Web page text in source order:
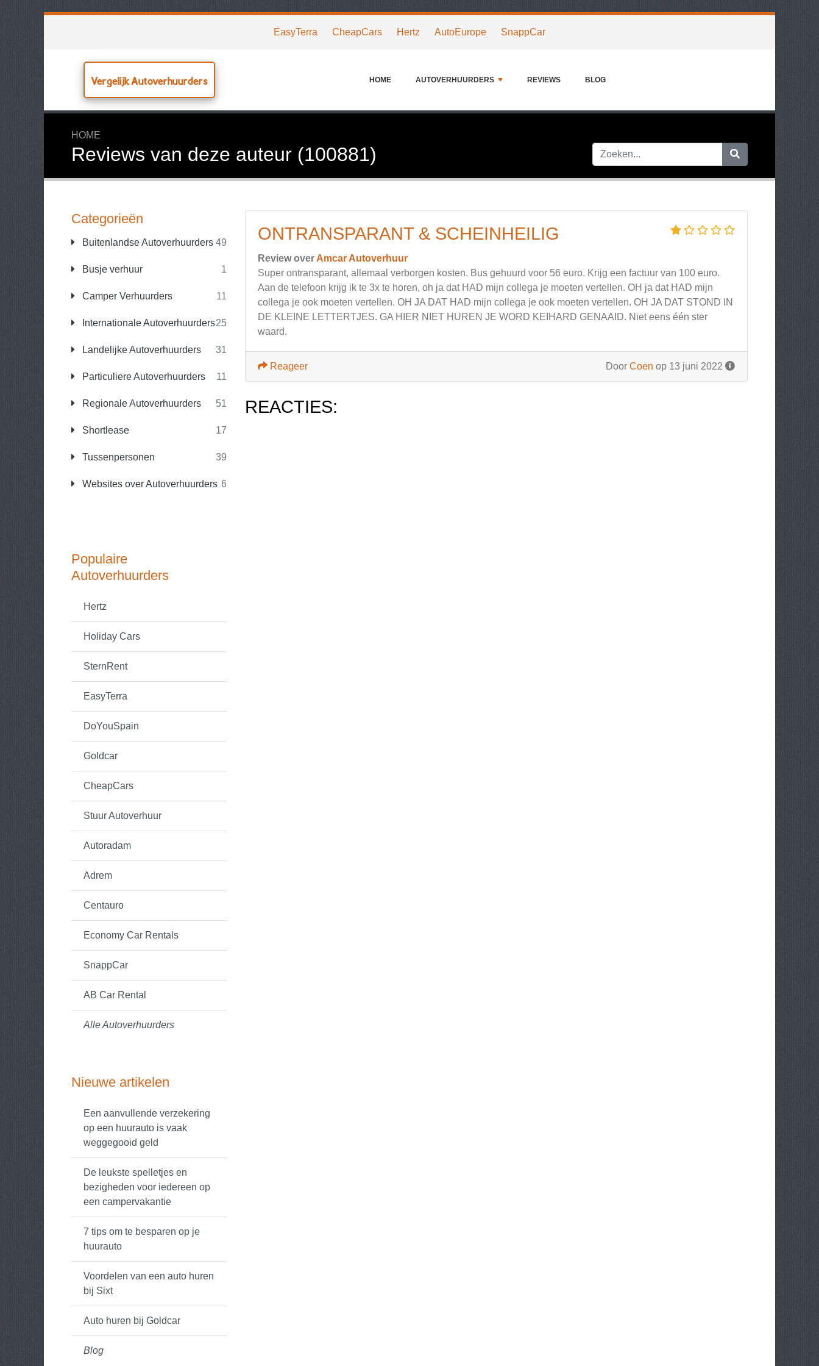
EasyTerra CheapCars Hertz AutoEurope SnappCar
Vergelijk Autoverhuurders HOME AUTOVERHUURDERS REVIEWS BLOG
HOME
Reviews van deze auteur (100881)
Categorieën
Buitenlandse Autoverhuurders 49
Busje verhuur 1
Camper Verhuurders 11
Internationale Autoverhuurders25
Landelijke Autoverhuurders 31
Particuliere Autoverhuurders 11
Regionale Autoverhuurders 51
Shortlease 17
Tussenpersonen 39
Websites over Autoverhuurders 6
Populaire
Autoverhuurders
Hertz
Holiday Cars
SternRent
EasyTerra
DoYouSpain
Goldcar
CheapCars
Stuur Autoverhuur
Autoradam
Adrem
Centauro
Economy Car Rentals
SnappCar
AB Car Rental
Alle Autoverhuurders
Nieuwe artikelen
Een aanvullende verzekering
op een huurauto is vaak
weggegooid geld
De leukste spelletjes en
bezigheden voor iedereen op
een campervakantie
7 tips om te besparen op je
huurauto
Voordelen van een auto huren
bij Sixt
Auto huren bij Goldcar
Blog
ONTRANSPARANT & SCHEINHEILIG
Review over Amcar Autoverhuur
Super ontransparant, allemaal verborgen kosten. Bus gehuurd voor 56 euro. Krijg een factuur van 100 euro.
Aan de telefoon krijg ik te 3x te horen, oh ja dat HAD mijn collega je moeten vertellen. OH ja dat HAD mijn
collega je ook moeten vertellen. OH JA DAT HAD mijn collega je ook moeten vertellen. OH JA DAT STOND IN
DE KLEINE LETTERTJES. GA HIER NIET HUREN JE WORD KEIHARD GENAAID. Niet eens één ster
waard.
Door Coen op 13 juni 2022
Reageer
REACTIES: